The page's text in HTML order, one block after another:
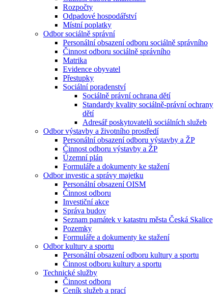
Rozpočty
Odpadové hospodářství
Místní poplatky
Odbor sociálně správní
Personální obsazení odboru sociálně správního
Činnost odboru sociálně správního
Matrika
Evidence obyvatel
Přestupky
Sociální poradenství
Sociálně právní ochrana dětí
Standardy kvality sociálně-právní ochrany
dětí
Adresář poskytovatelů sociálních služeb
Odbor výstavby a životního prostředí
Personální obsazení odboru výstavby a ŽP
Činnost odboru výstavby a ŽP
Územní plán
Formuláře a dokumenty ke stažení
Odbor investic a správy majetku
Personální obsazení OISM
Činnost odboru
Investiční akce
Správa budov
Seznam památek v katastru města Česká Skalice
Pozemky
Formuláře a dokumenty ke stažení
Odbor kultury a sportu
Personální obsazení odboru kultury a sportu
Činnost odboru kultury a sportu
Technické služby
Činnost odboru
Ceník služeb a prací